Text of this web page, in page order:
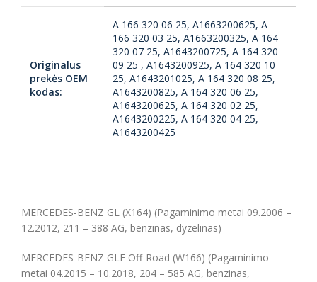
Originalus
prekės OEM
kodas:
A 166 320 06 25, A1663200625, A
166 320 03 25, A1663200325, A 164
320 07 25, A1643200725, A 164 320
09 25 , A1643200925, A 164 320 10
25, A1643201025, A 164 320 08 25,
A1643200825, A 164 320 06 25,
A1643200625, A 164 320 02 25,
A1643200225, A 164 320 04 25,
A1643200425
MERCEDES-BENZ GL (X164) (Pagaminimo metai 09.2006 –
12.2012, 211 – 388 AG, benzinas, dyzelinas)
MERCEDES-BENZ GLE Off-Road (W166) (Pagaminimo
metai 04.2015 – 10.2018, 204 – 585 AG, benzinas,